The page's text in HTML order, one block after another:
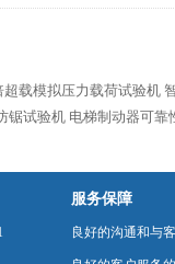
超载模拟压力载荷试验机
锯试验机 电梯制动器可靠
服务保障
良好的沟通和与